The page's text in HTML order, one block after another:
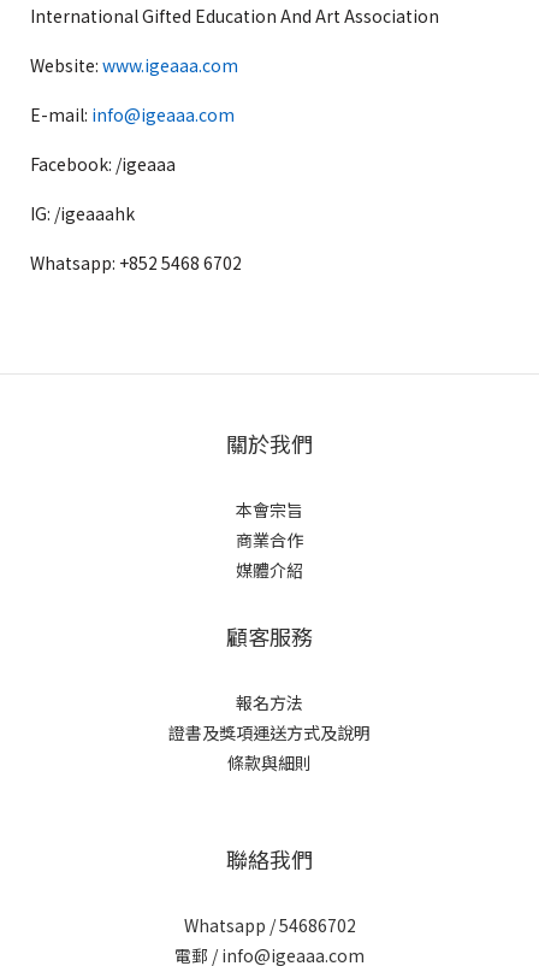
International Gifted Education And Art Association
Website: www.igeaaa.com
E-mail: info@igeaaa.com
Facebook: /igeaaa
IG: /igeaaahk
Whatsapp: +852 5468 6702
關於我們
本會宗旨
商業合作
媒體介紹
顧客服務
報名方法
證書及獎項運送方式及說明
條款與細則
聯絡我們
Whatsapp / 54686702
電郵 / info@igeaaa.com